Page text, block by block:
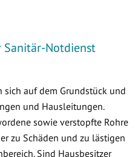
Sanitär-Notdienst
auf dem Grundstück und
und Hausleitungen.
sowie verstopfte Rohre
zu Schäden und zu lästigen
Sind Hausbesitzer